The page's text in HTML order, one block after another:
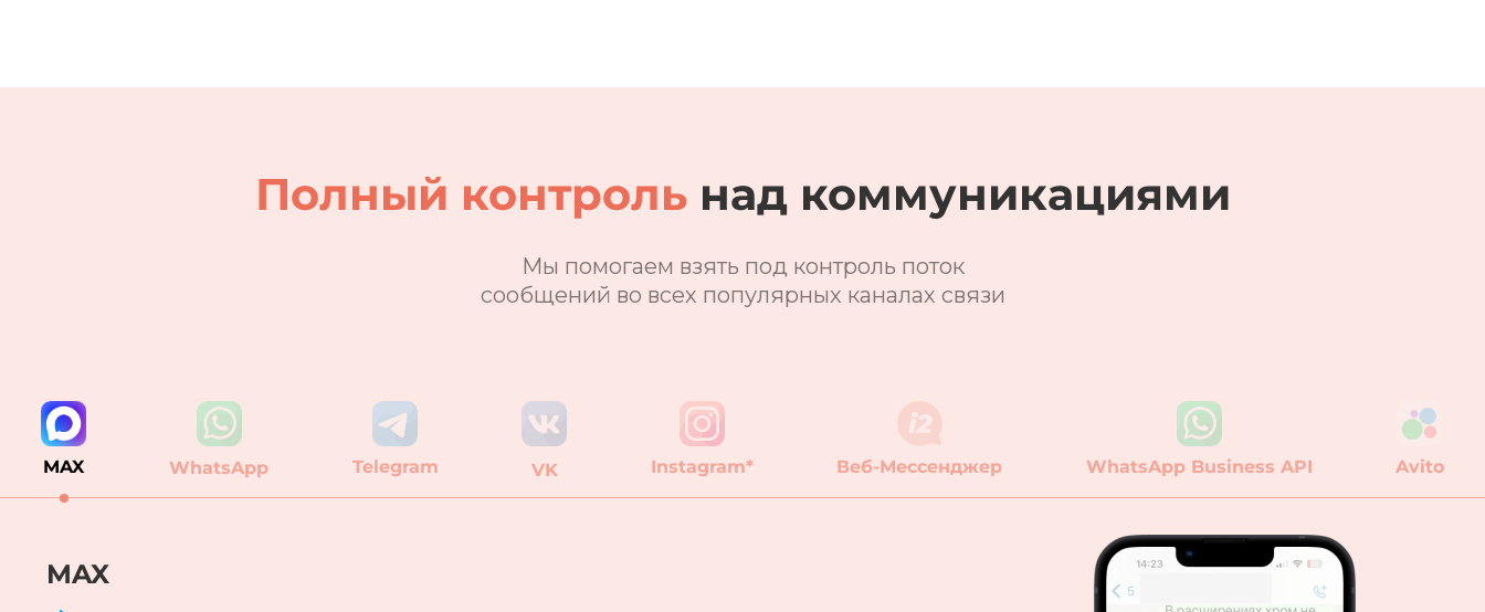
Полный контрольнад коммуникациями
Мы помогаем взять под контроль поток
сообщений во всех популярных каналах связи
MAX WhatsApp Telegram VK Instagram* Веб-Мессенджер WhatsApp Business API Avito
MAX